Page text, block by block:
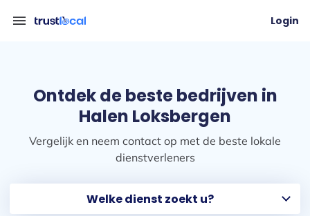
menu Login
Ontdek de beste bedrijven in
Halen Loksbergen
Vergelijk en neem contact op met de beste lokale
dienstverleners